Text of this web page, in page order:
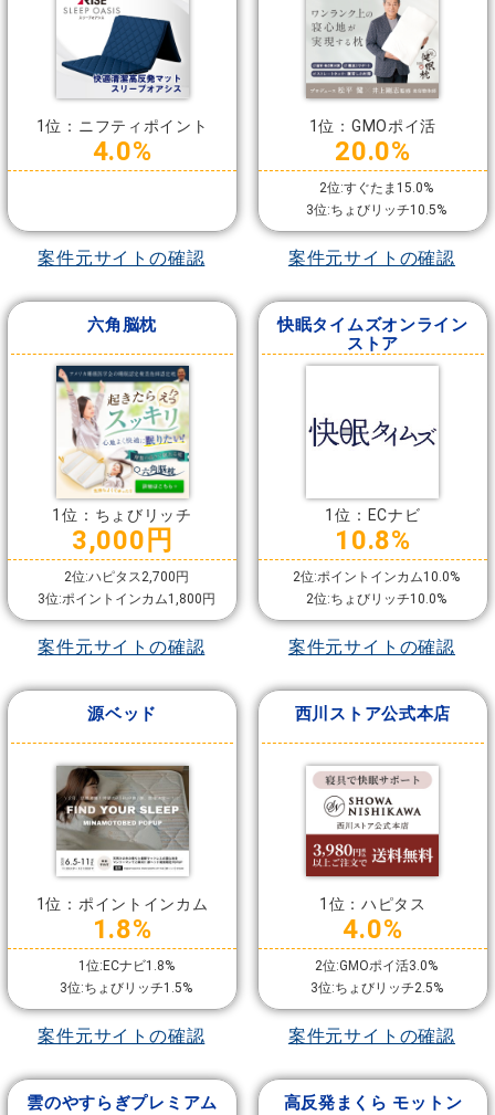
1位：ニフティポイント
4.0%
案件元サイトの確認
1位：GMOポイ活
20.0%
2位:すぐたま15.0%
3位:ちょびリッチ10.5%
案件元サイトの確認
六角脳枕
1位：ちょびリッチ
3,000円
2位:ハピタス2,700円
3位:ポイントインカム1,800円
案件元サイトの確認
快眠タイムズオンライン
ストア
1位：ECナビ
10.8%
2位:ポイントインカム10.0%
2位:ちょびリッチ10.0%
案件元サイトの確認
源ベッド
1位：ポイントインカム
1.8%
1位:ECナビ1.8%
3位:ちょびリッチ1.5%
案件元サイトの確認
西川ストア公式本店
1位：ハピタス
4.0%
2位:GMOポイ活3.0%
3位:ちょびリッチ2.5%
案件元サイトの確認
雲のやすらぎプレミアム 高反発まくら モットン